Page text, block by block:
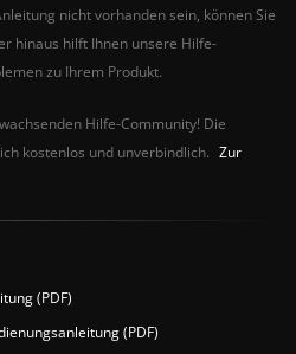
nicht vorhanden sein, können Sie
hinaus hilft Ihnen unsere Hilfe-
zu Ihrem Produkt.
Hilfe-Community! Die
kostenlos und unverbindlich. Zur
(PDF)
(PDF)